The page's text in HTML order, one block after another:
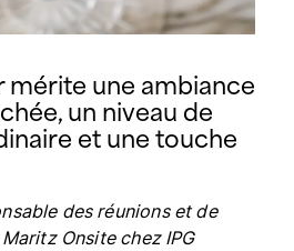
mérite une ambiance
un niveau de
et une touche
des réunions et de
Onsite chez IPG